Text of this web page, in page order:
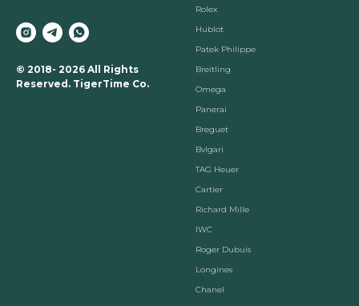
© 2018- 2026 All Rights
Reserved. TigerTime Co.
Rolex
Hublot
Patek Philippe
Breitling
Omega
Panerai
Breguet
Вvlgari
TAG Heuer
Cartier
Richard Mille
IWC
Roger Dubuis
Longines
Chanel